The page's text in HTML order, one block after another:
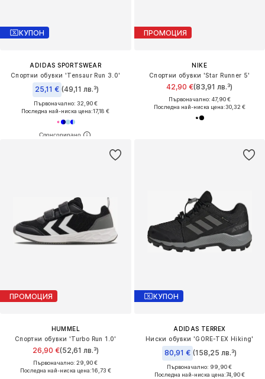
КУПОН
ADIDAS SPORTSWEAR
Спортни обувки 'Tensaur Run 3.0'
25,11 € (49,11 лв.³)
Първоначално: 32,90 €
Последна най-ниска цена:17,18 €
ПРОМОЦИЯ
NIKE
Спортни обувки 'Star Runner 5'
42,90 €(83,91 лв.³)
Първоначално: 47,90 €
Последна най-ниска цена:30,32 €
ПРОМОЦИЯ
HUMMEL
Спортни обувки 'Turbo Run 1.0'
26,90 €(52,61 лв.³)
Първоначално: 29,90 €
Последна най-ниска цена:16,73 €
КУПОН
ADIDAS TERREX
Ниски обувки 'GORE-TEX Hiking'
80,91 € (158,25 лв.³)
Първоначално: 99,90 €
Последна най-ниска цена:74,90 €